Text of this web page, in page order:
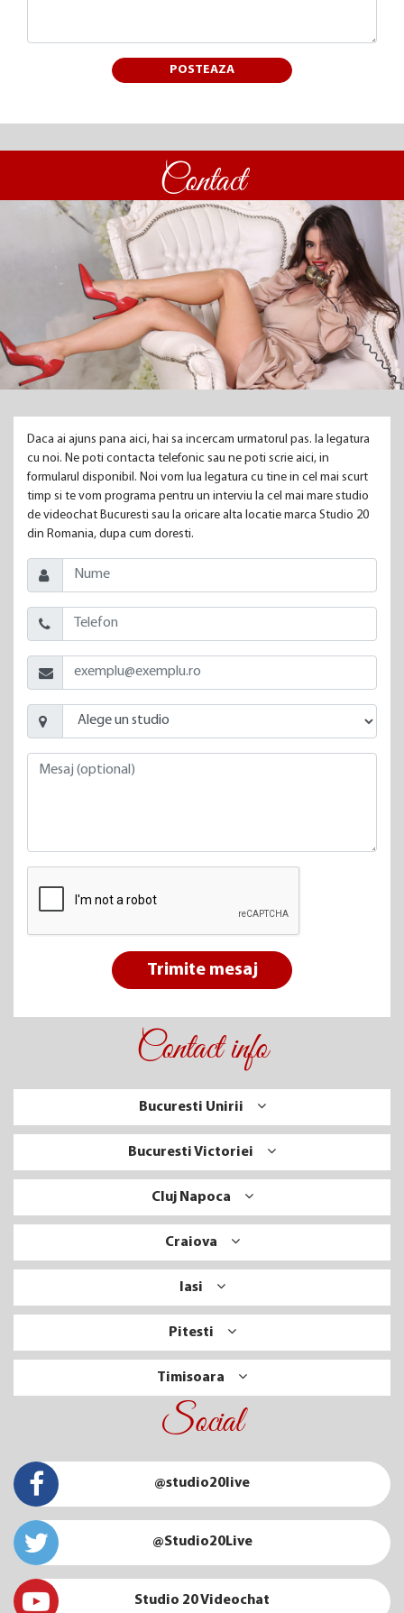
POSTEAZA
Contact
Daca ai ajuns pana aici, hai sa incercam urmatorul pas. Ia legatura
cu noi. Ne poti contacta telefonic sau ne poti scrie aici, in
formularul disponibil. Noi vom lua legatura cu tine in cel mai scurt
timp si te vom programa pentru un interviu la cel mai mare studio
de videochat Bucuresti sau la oricare alta locatie marca Studio 20
din Romania, dupa cum doresti.
Trimite mesaj
Contact info
Bucuresti Unirii
Bucuresti Victoriei
Cluj Napoca
Craiova
Iasi
Pitesti
Timisoara
Social
@studio20live
@Studio20Live
Studio 20 Videochat